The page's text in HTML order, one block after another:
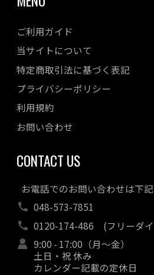
ご利用ガイド
当サイトについて
特定商取引法に基づく表記
プライバシーポリシー
利用規約
お問い合わせ
CONTACT US
お電話でのお問い合わせは下
048-573-7851
0120-174-486 (フリーダ
9:00 - 17:00（月～金）
土日・祝 休み
カレンダー記載の定休日